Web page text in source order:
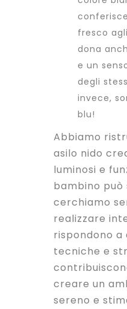
fresco
dona
e un
degli
invece,
blu!
Abbiamo
asilo nido
luminosi e
bambino può
cerchiamo
realizzare
rispondono a
tecniche e
creare un
sereno e